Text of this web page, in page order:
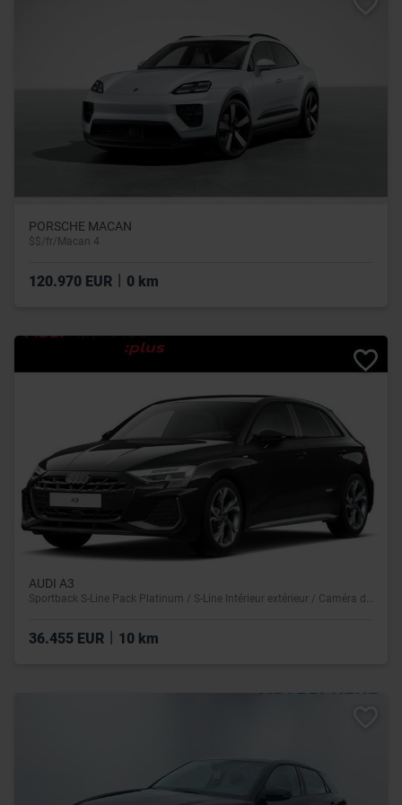
PORSCHE MACAN
$$/fr/Macan 4
120.970 EUR 0 km
AUDI A3
36.455 EUR | 10 km